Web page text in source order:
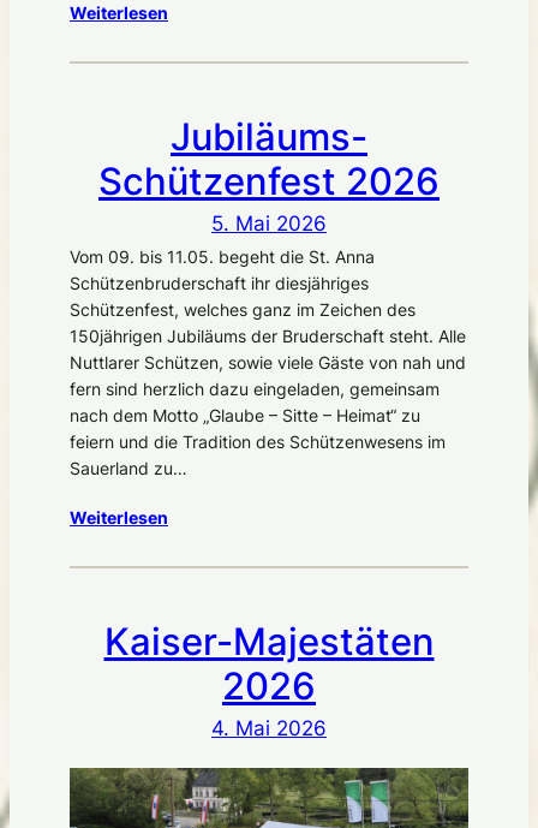
Weiterlesen
Jubiläums-
Schützenfest 2026
5. Mai 2026
Vom 09. bis 11.05. begeht die St. Anna
Schützenbruderschaft ihr diesjähriges
Schützenfest, welches ganz im Zeichen des
150jährigen Jubiläums der Bruderschaft steht. Alle
Nuttlarer Schützen, sowie viele Gäste von nah und
fern sind herzlich dazu eingeladen, gemeinsam
nach dem Motto „Glaube – Sitte – Heimat“ zu
feiern und die Tradition des Schützenwesens im
Sauerland zu…
Weiterlesen
Kaiser-Majestäten
2026
4. Mai 2026